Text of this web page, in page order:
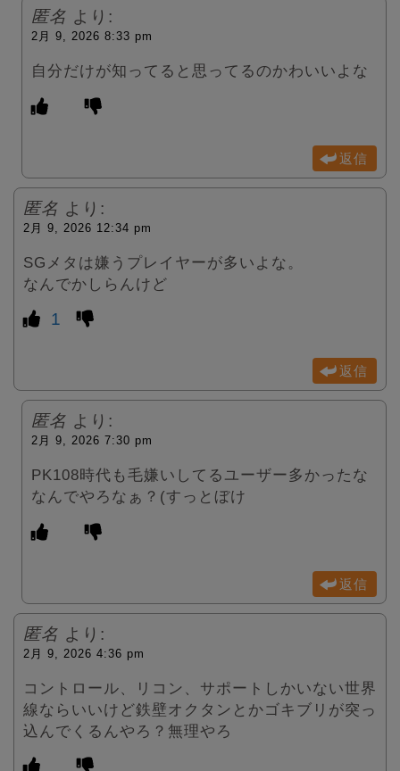
匿名 より:
2月 9, 2026 8:33 pm
自分だけが知ってると思ってるのかわいいよな
返信
匿名 より:
2月 9, 2026 12:34 pm
SGメタは嫌うプレイヤーが多いよな。
なんでかしらんけど
1
返信
匿名 より:
2月 9, 2026 7:30 pm
PK108時代も毛嫌いしてるユーザー多かったな
なんでやろなぁ？(すっとぼけ
返信
匿名 より:
2月 9, 2026 4:36 pm
コントロール、リコン、サポートしかいない世界
線ならいいけど鉄壁オクタンとかゴキブリが突っ
込んでくるんやろ？無理やろ